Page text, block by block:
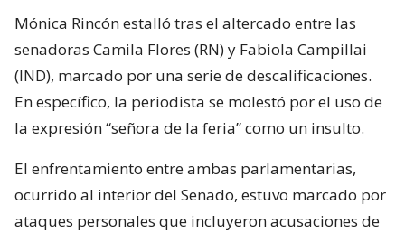
Mónica Rincón estalló tras el altercado entre las
senadoras Camila Flores (RN) y Fabiola Campillai
(IND), marcado por una serie de descalificaciones.
En específico, la periodista se molestó por el uso de
la expresión “señora de la feria” como un insulto.
El enfrentamiento entre ambas parlamentarias,
ocurrido al interior del Senado, estuvo marcado por
ataques personales que incluyeron acusaciones de